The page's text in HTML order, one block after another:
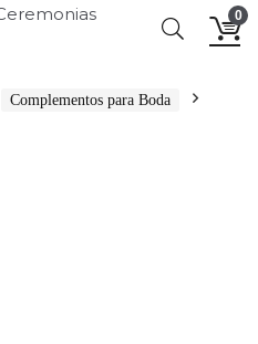
0
Complementos para Boda